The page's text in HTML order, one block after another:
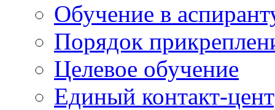
Обучение в
Порядок
Целевое обучение
Единый контакт-